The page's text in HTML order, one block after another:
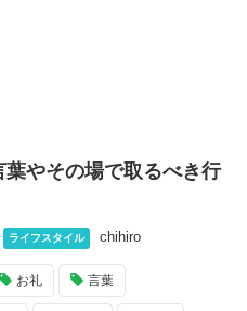
やその場で取るべき行
ライフスタイル chihiro
お礼 言葉